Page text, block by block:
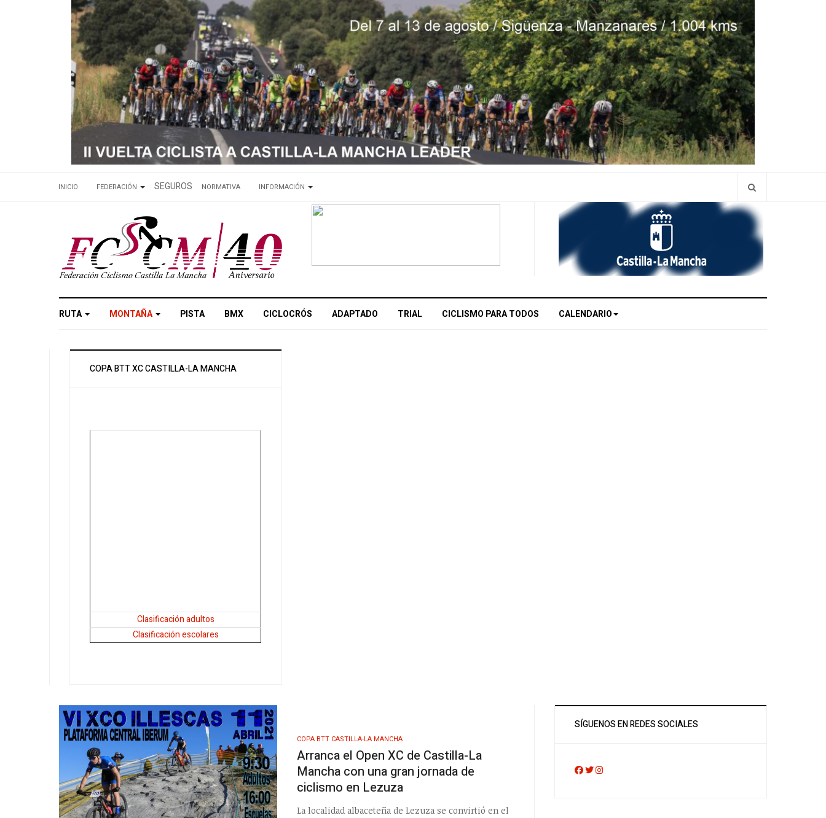
INICIO FEDERACIÓN SEGUROS NORMATIVA INFORMACIÓN
RUTA MONTAÑA PISTA BMX CICLOCRÓS ADAPTADO TRIAL CICLISMO PARA TODOS CALENDARIO
COPA BTT XC CASTILLA-LA MANCHA
Clasificación adultos
Clasificación escolares
COPA BTT CASTILLA-LA MANCHA
Arranca el Open XC de Castilla-La
Mancha con una gran jornada de
ciclismo en Lezuza
La localidad albaceteña de Lezuza se convirtió en el
SÍGUENOS EN REDES SOCIALES